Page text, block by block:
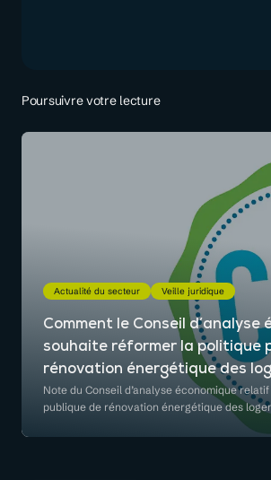
Poursuivre votre lecture
Actualité du secteur Veille juridique
Comment le Conseil d’analyse
souhaite réformer la politique
rénovation énergétique des
Note du Conseil d’analyse économique
publique de rénovation énergétique des